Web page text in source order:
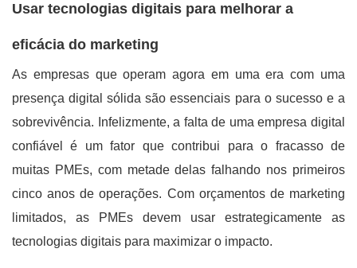
Usar tecnologias digitais para melhorar a
eficácia do marketing
As empresas que operam agora em uma era com uma
presença digital sólida são essenciais para o sucesso e a
sobrevivência. Infelizmente, a falta de uma empresa digital
confiável é um fator que contribui para o fracasso de
muitas PMEs, com metade delas falhando nos primeiros
cinco anos de operações. Com orçamentos de marketing
limitados, as PMEs devem usar estrategicamente as
tecnologias digitais para maximizar o impacto.